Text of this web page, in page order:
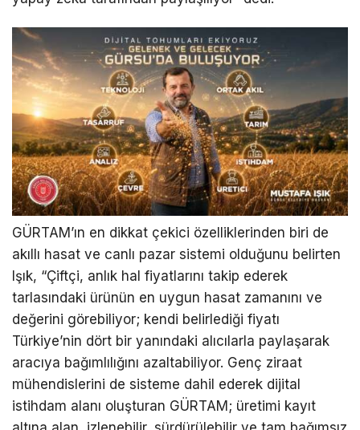
GÜRTAM’ın en dikkat çekici özelliklerinden biri de
akıllı hasat ve canlı pazar sistemi olduğunu belirten
Işık, “Çiftçi, anlık hal fiyatlarını takip ederek
tarlasındaki ürünün en uygun hasat zamanını ve
değerini görebiliyor; kendi belirlediği fiyatı
Türkiye’nin dört bir yanındaki alıcılarla paylaşarak
aracıya bağımlılığını azaltabiliyor. Genç ziraat
mühendislerini de sisteme dahil ederek dijital
istihdam alanı oluşturan GÜRTAM; üretimi kayıt